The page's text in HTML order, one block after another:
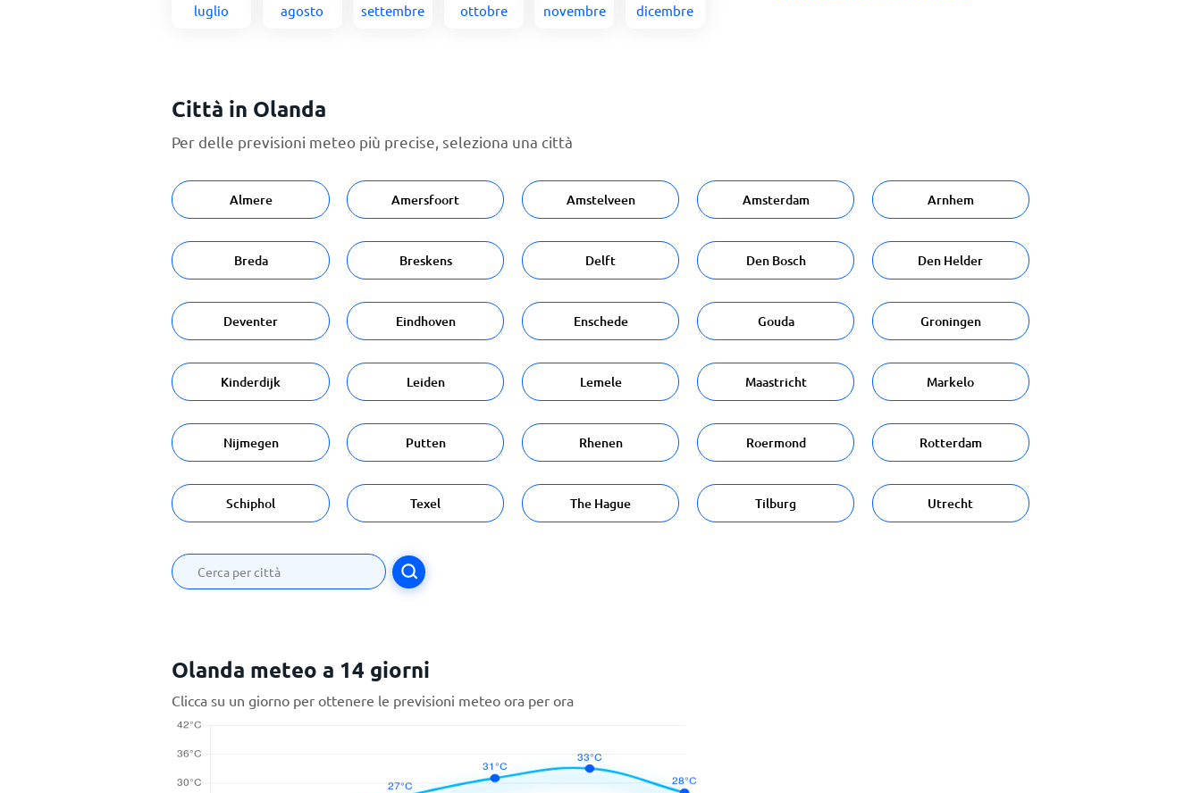
luglio agosto settembre ottobre novembre dicembre
Città in Olanda
Per delle previsioni meteo più precise, seleziona una città
Almere Amersfoort Amstelveen Amsterdam Arnhem
Breda Breskens Delft Den Bosch Den Helder
Deventer Eindhoven Enschede Gouda Groningen
Kinderdijk Leiden Lemele Maastricht Markelo
Nijmegen Putten Rhenen Roermond Rotterdam
Schiphol Texel The Hague Tilburg Utrecht
Olanda meteo a 14 giorni
Clicca su un giorno per ottenere le previsioni meteo ora per ora